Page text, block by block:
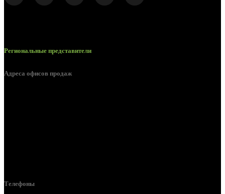
Региональные представители
Адреса офисов продаж
Телефоны